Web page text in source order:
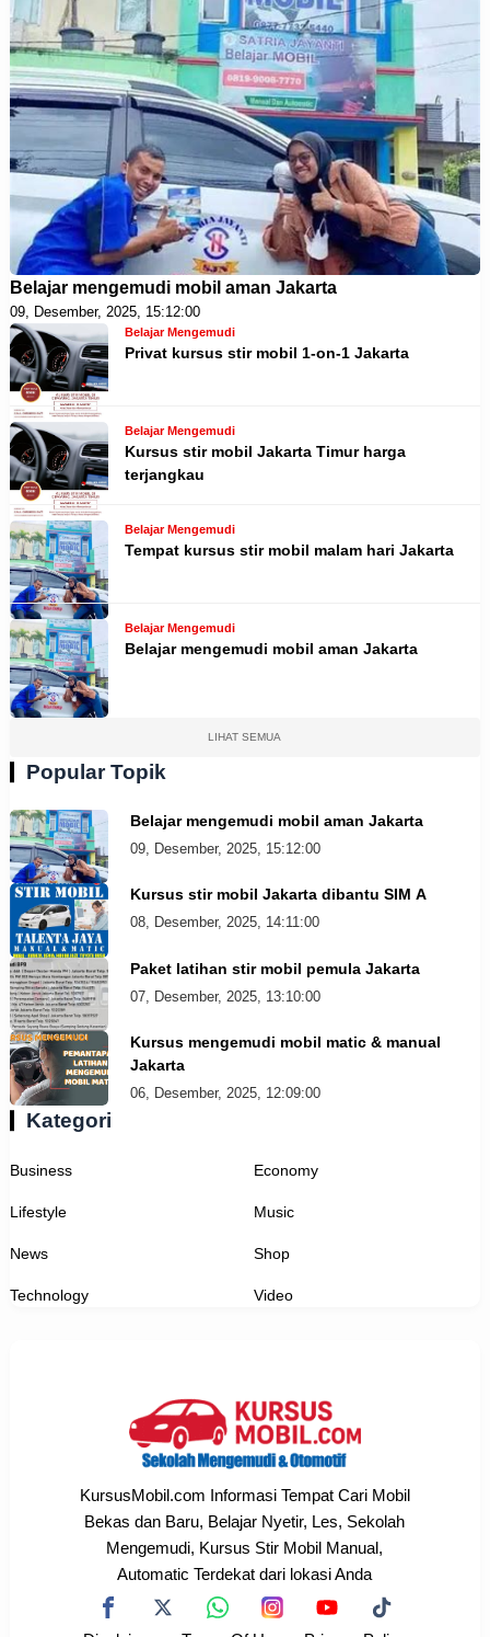
Belajar mengemudi mobil aman Jakarta
09, Desember, 2025, 15:12:00
Belajar Mengemudi
Privat kursus stir mobil 1-on-1 Jakarta
Belajar Mengemudi
Kursus stir mobil Jakarta Timur harga
terjangkau
Belajar Mengemudi
Tempat kursus stir mobil malam hari Jakarta
Belajar Mengemudi
Belajar mengemudi mobil aman Jakarta
LIHAT SEMUA
Popular Topik
Belajar mengemudi mobil aman Jakarta
09, Desember, 2025, 15:12:00
Kursus stir mobil Jakarta dibantu SIM A
08, Desember, 2025, 14:11:00
Paket latihan stir mobil pemula Jakarta
07, Desember, 2025, 13:10:00
Kursus mengemudi mobil matic & manual
Jakarta
06, Desember, 2025, 12:09:00
Kategori
Business Economy
Lifestyle Music
News Shop
Technology Video
KursusMobil.com Informasi Tempat Cari Mobil
Bekas dan Baru, Belajar Nyetir, Les, Sekolah
Mengemudi, Kursus Stir Mobil Manual,
Automatic Terdekat dari lokasi Anda